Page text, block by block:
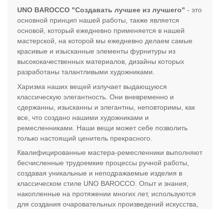
UNO BAROCCO "Создавать лучшее из лучшего" - это
основной принцип нашей работы, также является
основой, который ежедневно применяется в нашей
мастерской, на которой мы ежедневно делаем самые
красивые и изысканные элементы фурнитуры из
высококачественных материалов, дизайны которых
разработаны талантливыми художниками.
Харизма наших вещей излучает выдающуюся
классическую элегантность. Они вневременно и
сдержанны, изысканны и элегантны, неповторимы, как
все, что создано нашими художниками и
ремесленниками. Наши вещи может себе позволить
только настоящий ценитель прекрасного.
Квалифицированные мастера-ремесленники выполняют
бесчисленные трудоемкие процессы ручной работы,
создавая уникальные и неподражаемые изделия в
классическом стиле UNO BAROCCO. Опыт и знания,
накопленные на протяжении многих лет, используются
для создания очаровательных произведений искусства,